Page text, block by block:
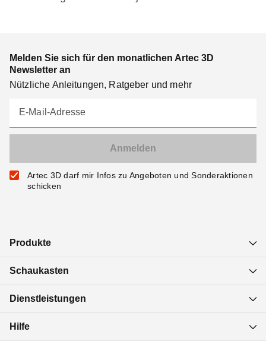
Melden Sie sich für den monatlichen Artec 3D
Newsletter an
Nützliche Anleitungen, Ratgeber und mehr
E-Mail-Adresse
Artec 3D darf mir Infos zu Angeboten und Sonderaktionen
schicken
Produkte
Schaukasten
Dienstleistungen
Hilfe